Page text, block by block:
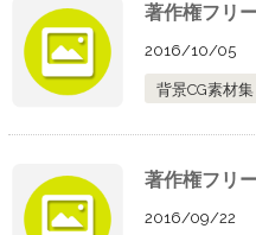
著作権フリ
2016/10/05
背景CG素材集
著作権フリ
2016/09/22